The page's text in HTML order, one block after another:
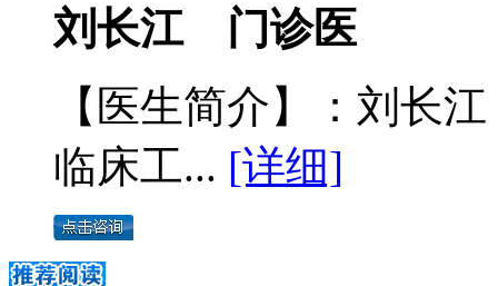
刘长江 门诊医
【医生简介】：刘长
临床工... [详细]